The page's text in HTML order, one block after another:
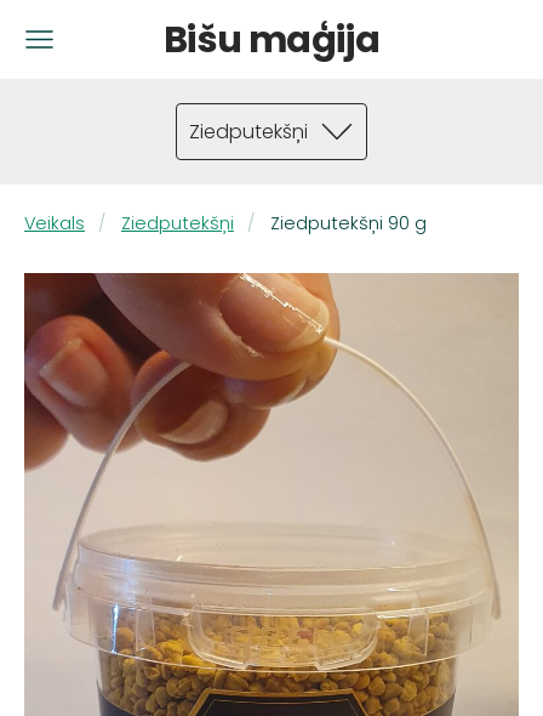
Bišu maģija
Ziedputekšņi
Veikals Ziedputekšņi Ziedputekšņi 90 g